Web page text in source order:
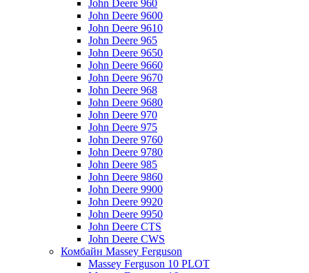
John Deere 960
John Deere 9600
John Deere 9610
John Deere 965
John Deere 9650
John Deere 9660
John Deere 9670
John Deere 968
John Deere 9680
John Deere 970
John Deere 975
John Deere 9760
John Deere 9780
John Deere 985
John Deere 9860
John Deere 9900
John Deere 9920
John Deere 9950
John Deere CTS
John Deere CWS
Комбайн Massey Ferguson
Massey Ferguson 10 PLOT